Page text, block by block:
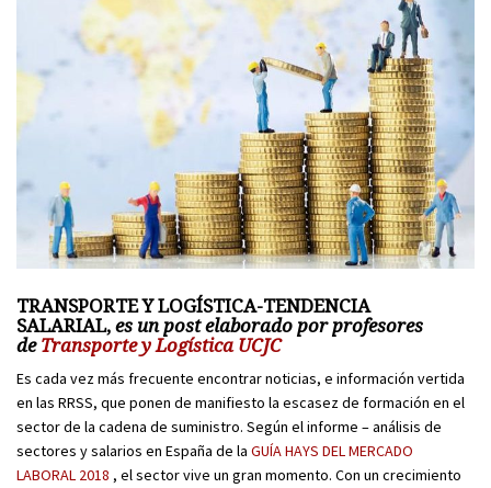
TRANSPORTE Y LOGÍSTICA-TENDENCIA
SALARIAL, es un post elaborado por profesores
de Transporte y Logística UCJC
Es cada vez más frecuente encontrar noticias, e información vertida
en las RRSS, que ponen de manifiesto la escasez de formación en el
sector de la cadena de suministro. Según el informe – análisis de
sectores y salarios en España de la GUÍA HAYS DEL MERCADO
LABORAL 2018 , el sector vive un gran momento. Con un crecimiento